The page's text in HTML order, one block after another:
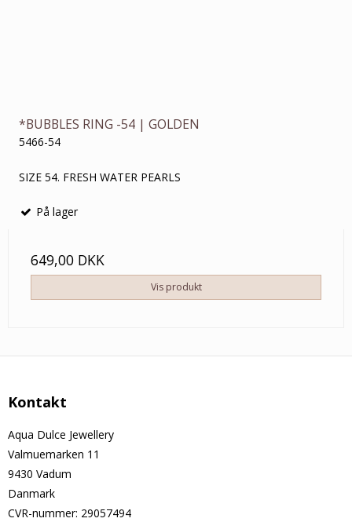
*BUBBLES RING -54 | GOLDEN
5466-54
SIZE 54. FRESH WATER PEARLS
På lager
649,00 DKK
Vis produkt
Kontakt
Aqua Dulce Jewellery
Valmuemarken 11
9430 Vadum
Danmark
CVR-nummer: 29057494